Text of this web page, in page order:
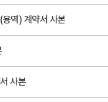
역) 계약서 사본
사본